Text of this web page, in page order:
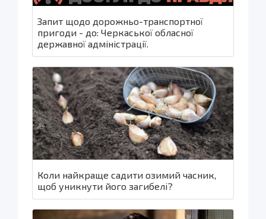
Запит щодо дорожньо-транспортної
пригоди - до: Черкаської обласної
державної адміністрації.
Коли найкраще садити озимий часник,
щоб уникнути його загибелі?